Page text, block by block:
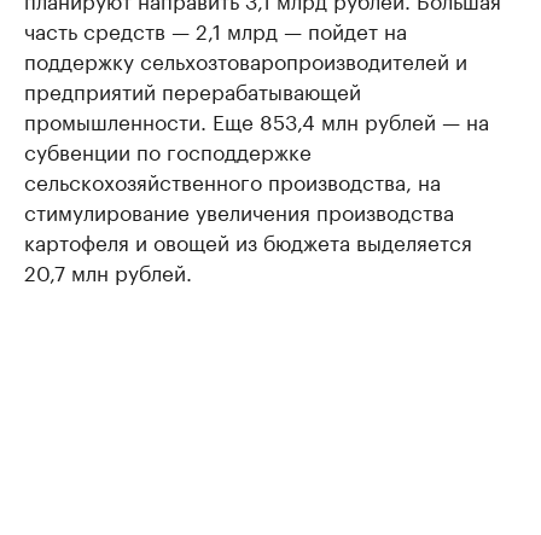
часть средств — 2,1 млрд — пойдет на
поддержку сельхозтоваропроизводителей и
предприятий перерабатывающей
промышленности. Еще 853,4 млн рублей — на
субвенции по господдержке
сельскохозяйственного производства, на
стимулирование увеличения производства
картофеля и овощей из бюджета выделяется
20,7 млн рублей.